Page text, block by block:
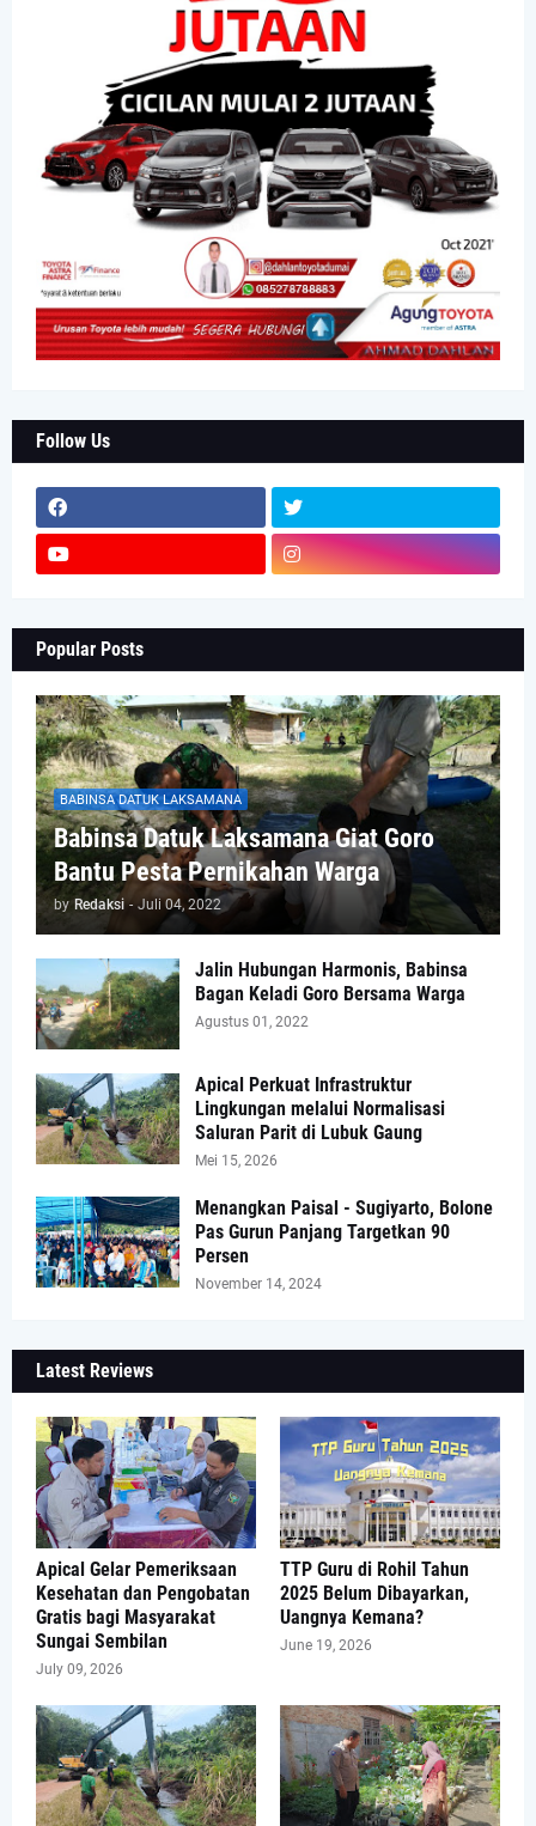
Follow Us
Popular Posts
BABINSA DATUK LAKSAMANA
Babinsa Datuk Laksamana Giat Goro
Bantu Pesta Pernikahan Warga
by Redaksi - Juli 04, 2022
Jalin Hubungan Harmonis, Babinsa
Bagan Keladi Goro Bersama Warga
Agustus 01, 2022
Apical Perkuat Infrastruktur
Lingkungan melalui Normalisasi
Saluran Parit di Lubuk Gaung
Mei 15, 2026
Menangkan Paisal - Sugiyarto, Bolone
Pas Gurun Panjang Targetkan 90
Persen
November 14, 2024
Latest Reviews
Apical Gelar Pemeriksaan
Kesehatan dan Pengobatan
Gratis bagi Masyarakat
Sungai Sembilan
July 09, 2026
TTP Guru di Rohil Tahun
2025 Belum Dibayarkan,
Uangnya Kemana?
June 19, 2026